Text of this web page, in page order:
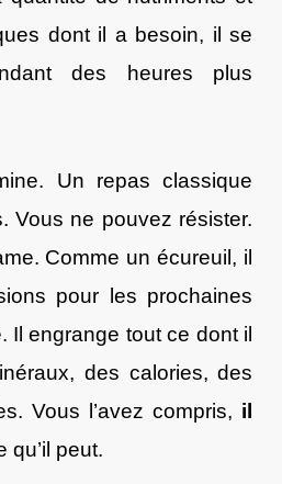
dont il a besoin, il se
des heures plus
Un repas classique
Vous ne pouvez résister.
Comme un écureuil, il
pour les prochaines
Il engrange tout ce dont il
des calories, des
Vous l’avez compris, il
qu’il peut.